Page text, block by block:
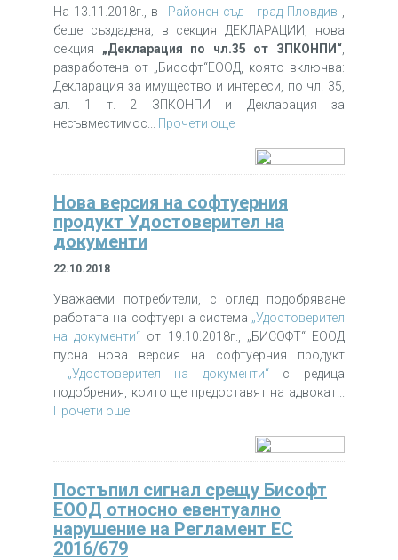
На 13.11.2018г., в Районен съд - град Пловдив ,
беше създадена, в секция ДЕКЛАРАЦИИ, нова
секция „Декларация по чл.35 от ЗПКОНПИ“,
разработена от „Бисофт“ЕООД, която включва:
Декларация за имущество и интереси, по чл. 35,
ал. 1 т. 2 ЗПКОНПИ и Декларация за
несъвместимос... Прочети още
Нова версия на софтуерния
продукт Удостоверител на
документи
22.10.2018
Уважаеми потребители, с оглед подобряване
работата на софтуерна система „Удостоверител
на документи“ от 19.10.2018г., „БИСОФТ“ ЕООД
пусна нова версия на софтуерния продукт
„Удостоверител на документи“ с редица
подобрения, които ще предоставят на адвокат...
Прочети още
Постъпил сигнал срещу Бисофт
ЕООД относно евентуално
нарушение на Регламент ЕС
2016/679